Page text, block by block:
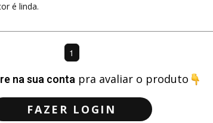
é linda.
1
na sua contapra avaliar o produto
FAZER LOGIN